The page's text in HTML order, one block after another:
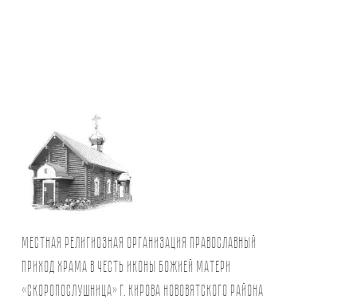
Местная религиозная организация православный
Приход храма в честь иконы Божией Матери
«Скоропослушница» г. Кирова Нововятского района